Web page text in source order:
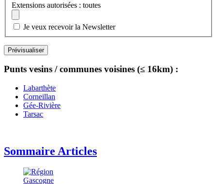
Extensions autorisées : toutes
Je veux recevoir la Newsletter
Punts vesins / communes voisines (≤ 16km) :
Labarthète
Corneillan
Gée-Rivière
Tarsac
Sommaire Articles